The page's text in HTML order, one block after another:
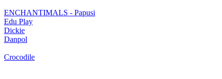
ENCHANTIMALS - Papusi
Edu Play
Dickie
Danpol
Crocodile